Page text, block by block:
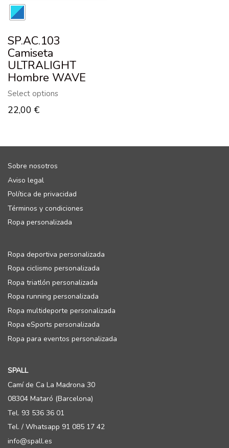
SP.AC.103
Camiseta
ULTRALIGHT
Hombre WAVE
Select options
22,00 €
Sobre nosotros
Aviso legal
Política de privacidad
Términos y condiciones
Ropa personalizada
Ropa deportiva personalizada
Ropa ciclismo personalizada
Ropa triatlón personalizada
Ropa running personalizada
Ropa multideporte personalizada
Ropa eSports personalizada
Ropa para eventos personalizada
SPALL
Camí de Ca La Madrona 30
08304 Mataró (Barcelona)
Tel. 93 536 36 01
Tel. / Whatsapp 91 085 17 42
info@spall.es